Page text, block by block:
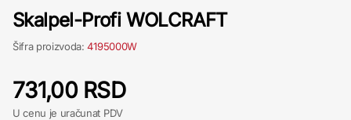
Skalpel-Profi WOLCRAFT
Šifra proizvoda:4195000W
731,00 RSD
U cenu je uračunat PDV